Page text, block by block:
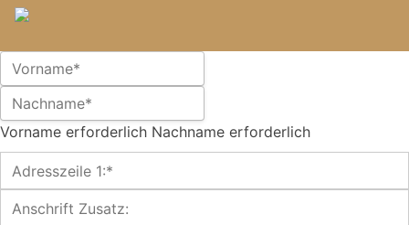
Name:*
Vorname*
Nachname*
Vorname erforderlich Nachname erforderlich
Billing Address
Adresszeile 1:*
Anschrift Zusatz: